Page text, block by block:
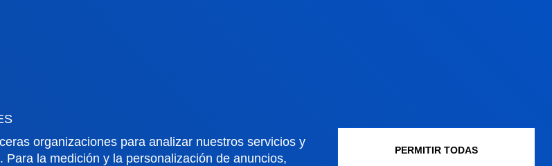
organizaciones para analizar nuestros servicios y
la medición y la personalización de anuncios,
PERMITIR TODAS
VER INFORMACIÓN